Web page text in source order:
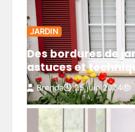
JARDIN
Des bordures de
astuces et
Brenda 25 juin 2024